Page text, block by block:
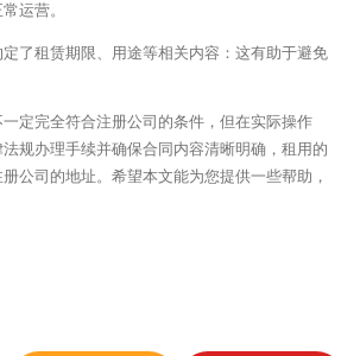
运营。
了租赁期限、用途等相关内容：这有助于避免
定完全符合注册公司的条件，但在实际操作
规办理手续并确保合同内容清晰明确，租用的
公司的地址。希望本文能为您提供一些帮助，